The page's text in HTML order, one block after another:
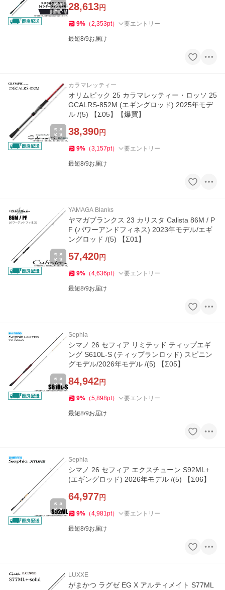
28,613円
9% （2,353pt） 要エントリー
最短8/9お届け
カラマレッティー
オリムピック 25 カラマレッティー・ロッソ 25
GCALRS-852M (エギングロッド) 2025年モデ
ル /(5) 【Σ05】【爆買】
38,390円
9% （3,157pt） 要エントリー
最短8/9お届け
YAMAGA Blanks
ヤマガブランクス 23 カリスタ Calista 86M / P
F (パワーアンドフィネス) 2023年モデル/エギ
ングロッド /(5) 【Σ01】
57,420円
9% （4,636pt） 要エントリー
最短8/9お届け
Sephia
シマノ 26 セフィア リミテッド ティップエギ
ング S610L-S (ティップランロッド) スピニン
グモデル/2026年モデル /(5) 【Σ05】
84,942円
9% （5,898pt） 要エントリー
最短8/9お届け
Sephia
シマノ 26 セフィア エクスチューン S92ML+
(エギングロッド) 2026年モデル /(5) 【Σ06】
64,977円
9% （4,981pt） 要エントリー
最短8/9お届け
LUXXE
がまかつ ラグゼ EG X アルティメイト S77ML